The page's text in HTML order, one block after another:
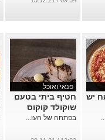
יש
פנאי ואוכל
חטיף ביתי בטעם
שוקולד קוקוס
בפתחה של העו...